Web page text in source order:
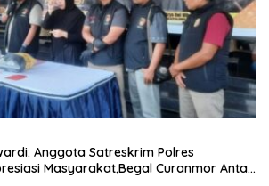
Anggota Satreskrim Polres
Masyarakat,Begal Curanmor Antar